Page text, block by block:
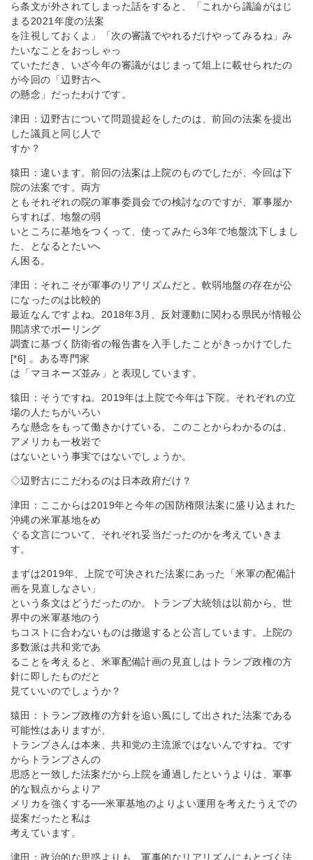
ら条文が外されてしまった話をすると、「これから議論がはじ
まる2021年度の法案
を注視しておくよ」「次の審議でやれるだけやってみるね」み
たいなことをおっしゃっ
ていただき、いざ今年の審議がはじまって俎上に載せられたの
が今回の「辺野古へ
の懸念」だったわけです。
津田：辺野古について問題提起をしたのは、前回の法案を提出
した議員と同じ人で
すか？
猿田：違います。前回の法案は上院のものでしたが、今回は下
院の法案です。両方
ともそれぞれの院の軍事委員会での検討なのですが、軍事屋か
らすれば、地盤の弱
いところに基地をつくって、使ってみたら3年で地盤沈下しまし
た、となるとたいへ
ん困る。
津田：それこそが軍事のリアリズムだと。軟弱地盤の存在が公
になったのは比較的
最近なんですよね。2018年3月、反対運動に関わる県民が情報公
開請求でボーリング
調査に基づく防衛省の報告書を入手したことがきっかけでした
[*6] 。ある専門家
は「マヨネーズ並み」と表現しています。
猿田：そうですね。2019年は上院で今年は下院。それぞれの立
場の人たちがいろい
ろな懸念をもって働きかけている。このことからわかるのは、
アメリカも一枚岩で
はないという事実ではないでしょうか。
◇辺野古にこだわるのは日本政府だけ？
津田：ここからは2019年と今年の国防権限法案に盛り込まれた
沖縄の米軍基地をめ
ぐる文言について、それぞれ妥当だったのかを考えていきま
す。
まずは2019年、上院で可決された法案にあった「米軍の配備計
画を見直しなさい」
という条文はどうだったのか。トランプ大統領は以前から、世
界中の米軍基地のう
ちコストに合わないものは撤退すると公言しています。上院の
多数派は共和党であ
ることを考えると、米軍配備計画の見直しはトランプ政権の方
針に即したものだと
見ていいのでしょうか？
猿田：トランプ政権の方針を追い風にして出された法案である
可能性はありますが、
トランプさんは本来、共和党の主流派ではないんですね。です
からトランプさんの
思惑と一致した法案だから上院を通過したというよりは、軍事
的な観点からよりア
メリカを強くする──米軍基地のよりよい運用を考えたうえでの
提案だったと私は
考えています。
津田：政治的な思惑よりも、軍事的なリアリズムにもとづく法